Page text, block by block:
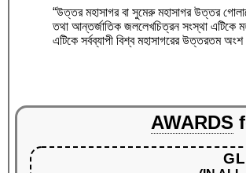
“উত্তর মহাসাগর বা সুমেরু মহাসাগর উত্তর
তথা আন্তর্জাতিক জললেখচিত্রন সংস্থা এটিকে
এটিকে সর্বব্যাপী বিশ্ব মহাসাগরের উত্তরতম
AWARDS